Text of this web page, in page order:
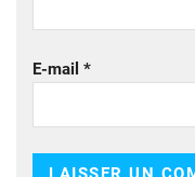
E-mail *